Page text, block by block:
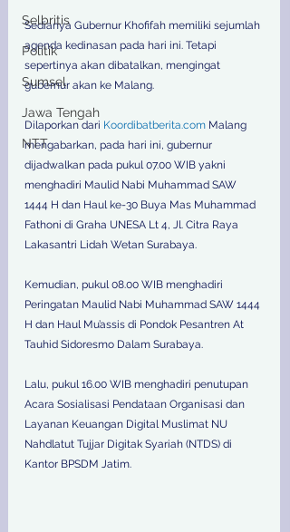
Selbritis
Politik
Sumsel
Jawa Tengah
NTT
Sedianya Gubernur Khofifah memiliki sejumlah
agenda kedinasan pada hari ini. Tetapi
sepertinya akan dibatalkan, mengingat
gubernur akan ke Malang.
Dilaporkan dari Koordibatberita.com Malang
mengabarkan, pada hari ini, gubernur
dijadwalkan pada pukul 07.00 WIB yakni
menghadiri Maulid Nabi Muhammad SAW
1444 H dan Haul ke-30 Buya Mas Muhammad
Fathoni di Graha UNESA Lt 4, Jl. Citra Raya
Lakasantri Lidah Wetan Surabaya.
Kemudian, pukul 08.00 WIB menghadiri
Peringatan Maulid Nabi Muhammad SAW 1444
H dan Haul Mu’assis di Pondok Pesantren At
Tauhid Sidoresmo Dalam Surabaya.
Lalu, pukul 16.00 WIB menghadiri penutupan
Acara Sosialisasi Pendataan Organisasi dan
Layanan Keuangan Digital Muslimat NU
Nahdlatut Tujjar Digitak Syariah (NTDS) di
Kantor BPSDM Jatim.